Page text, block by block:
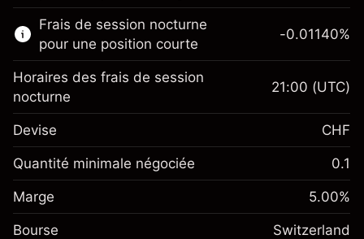
En savoir plus sur :
CFD
Marge. Votre
investissement
Ajustement des fonds
Frais sur la valeur totale de
la position
-0.010826%
(-CHF 2.20)
Frais de session nocturne
pour une position courte
Marge. Votre
CHF 1,000.00
Ajustement des fonds
-0.01140%
Horaires des frais de session
nocturne
21:00 (UTC)
Devise CHF
Quantité minimale négociée 0.1
Marge 5.00%
Bourse Switzerland